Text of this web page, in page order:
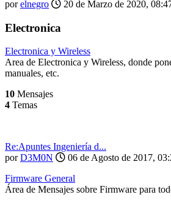
porelnegro 20 de Marzo de 2020,
Electronica
Electronica y Wireless
Area de Electronica y Wireless, donde
manuales, etc.
10 Mensajes
4 Temas
Re:Apuntes Ingenierí­a d...
porD3M0N
06 de Agosto de 2017,
Firmware General
Área de Mensajes sobre Firmware para